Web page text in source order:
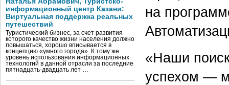
информационный центр Казани:
Виртуальная поддержка реальных
путешествий
Туристический бизнес, за счет развития
которого качество жизни населения должно
повышаться, хорошо вписывается в
концепцию «умного города». К тому же
уровень использования информационных
технологий в данной отрасли за последние
пятнадцать-двадцать лет …
на
«Наши
успехом —